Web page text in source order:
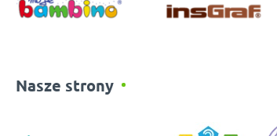
Nasze strony